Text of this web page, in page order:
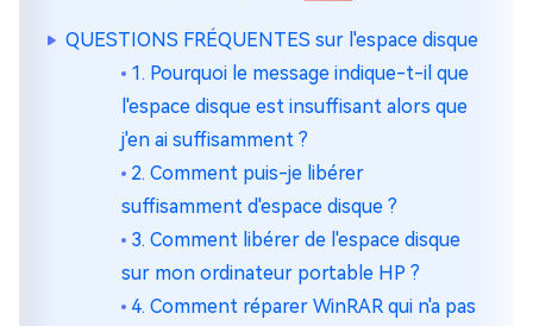
QUESTIONS FRÉQUENTES sur l'espace disque
1. Pourquoi le message indique-t-il que
l'espace disque est insuffisant alors que
j'en ai suffisamment ?
2. Comment puis-je libérer
suffisamment d'espace disque ?
3. Comment libérer de l'espace disque
sur mon ordinateur portable HP ?
4. Comment réparer WinRAR qui n'a pas